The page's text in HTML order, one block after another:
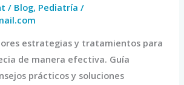
/ Blog, Pediatría /
estrategias y tratamientos para
de manera efectiva. Guía
prácticos y soluciones